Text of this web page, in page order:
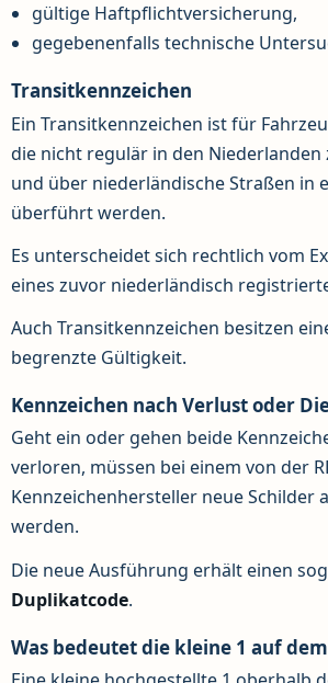
gültige Haftpflichtversicherung,
gegebenenfalls technische
Transitkennzeichen
Ein Transitkennzeichen ist für
die nicht regulär in den Niederlanden
und über niederländische Straßen in
überführt werden.
Es unterscheidet sich rechtlich vom
eines zuvor niederländisch
Auch Transitkennzeichen besitzen
begrenzte Gültigkeit.
Kennzeichen nach Verlust oder
Geht ein oder gehen beide
verloren, müssen bei einem von der
Kennzeichenhersteller neue Schilder
werden.
Die neue Ausführung erhält einen
Duplikatcode.
Was bedeutet die kleine 1 auf